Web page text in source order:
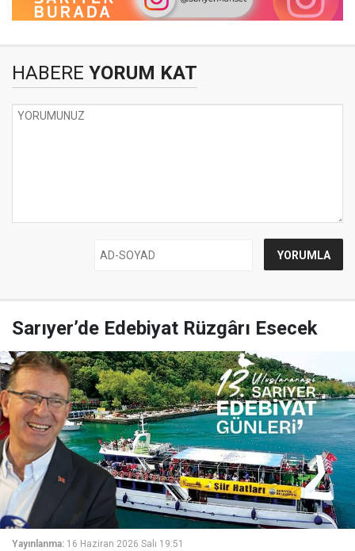
HABERE YORUM KAT
Sarıyer’de Edebiyat Rüzgârı Esecek
Yayınlanma: 16 Haziran 2026 Salı 19:51